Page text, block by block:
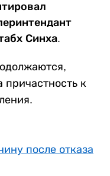
Синха.
к
после отказа